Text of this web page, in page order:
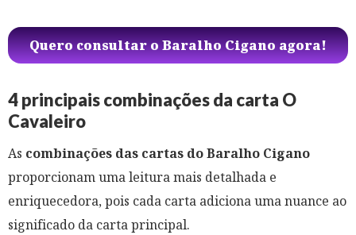
Quero consultar o Baralho Cigano agora!
4 principais combinações da carta O
Cavaleiro
As combinações das cartas do Baralho Cigano
proporcionam uma leitura mais detalhada e
enriquecedora, pois cada carta adiciona uma nuance ao
significado da carta principal.